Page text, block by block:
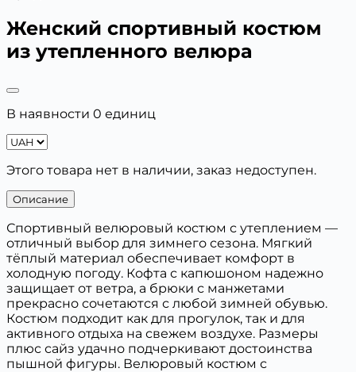
Женский спортивный костюм
из утепленного велюра
В наявности 0 единиц
Этого товара нет в наличии, заказ недоступен.
Описание
Спортивный велюровый костюм с утеплением —
отличный выбор для зимнего сезона. Мягкий
тёплый материал обеспечивает комфорт в
холодную погоду. Кофта с капюшоном надежно
защищает от ветра, а брюки с манжетами
прекрасно сочетаются с любой зимней обувью.
Костюм подходит как для прогулок, так и для
активного отдыха на свежем воздухе. Размеры
плюс сайз удачно подчеркивают достоинства
пышной фигуры. Велюровый костюм с